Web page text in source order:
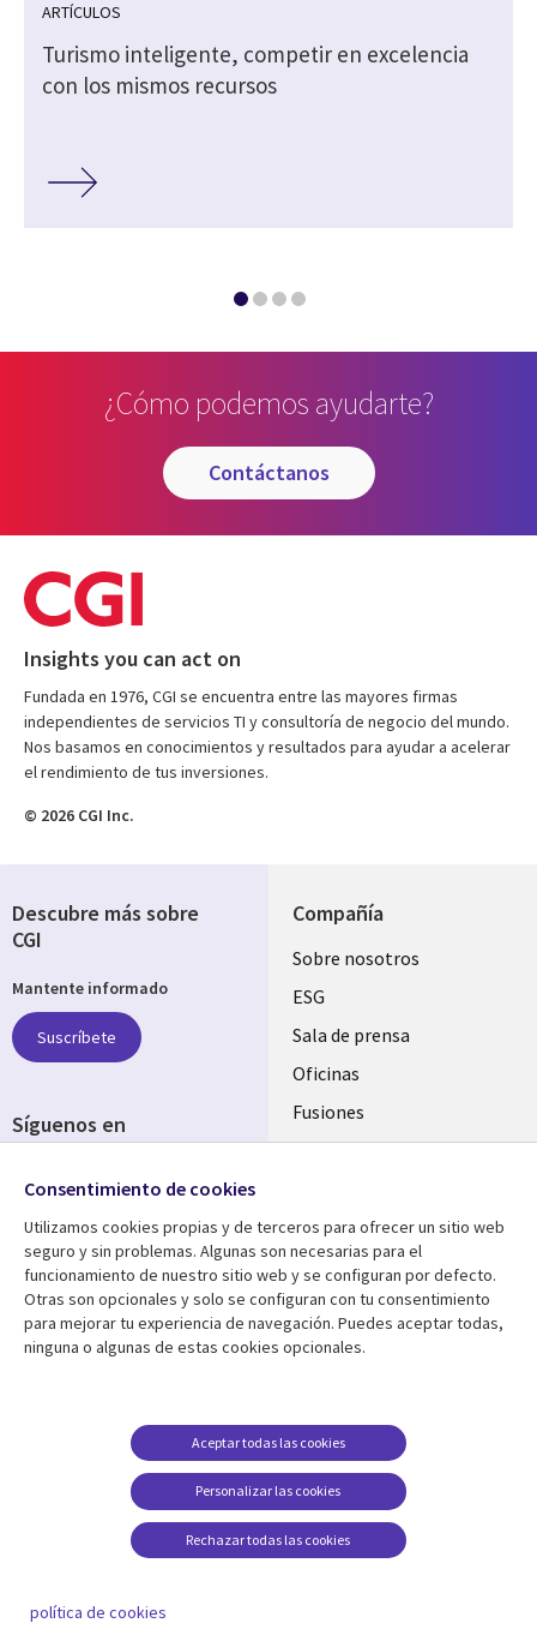
ARTÍCULOS
Turismo inteligente, competir en excelencia
con los mismos recursos
¿Cómo podemos ayudarte?
contáctanos
Insights you can act on
Fundada en 1976, CGI se encuentra entre las mayores firmas
independientes de servicios TI y consultoría de negocio del mundo.
Nos basamos en conocimientos y resultados para ayudar a acelerar
el rendimiento de tus inversiones.
© 2026 CGI Inc.
Compañía
Useful
links
SPAIN
Sobre nosotros
ESG
Sala de prensa
Oficinas
Fusiones
Inversores
Centro de Recursos
Library
Links
Artículos
Blogs
Casos de éxito
Puntos de vista
Ayuda
Legal
SPAIN
Aviso Legal
Política de Privacidad
Gestión de cookies
Descubre más sobre
CGI
Mantente informado
Suscríbete
Síguenos en
Media
SPAIN
Consentimiento de cookies
Utilizamos cookies propias y de terceros para ofrecer un sitio web
seguro y sin problemas. Algunas son necesarias para el
funcionamiento de nuestro sitio web y se configuran por defecto.
Otras son opcionales y solo se configuran con tu consentimiento
para mejorar tu experiencia de navegación. Puedes aceptar todas,
ninguna o algunas de estas cookies opcionales.
Personalizar las cookies
Aceptar todas las cookies
Rechazar todas las cookies
política de cookies